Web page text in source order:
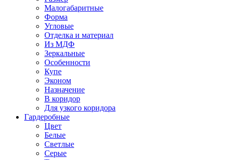
Малогабаритные
Форма
Угловые
Отделка и материал
Из МДФ
Зеркальные
Особенности
Купе
Эконом
Назначение
В коридор
Для узкого коридора
Гардеробные
Цвет
Белые
Светлые
Серые